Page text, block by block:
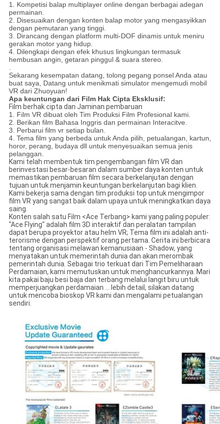
1. Kompetisi balap multiplayer online dengan berbagai adegan
permainan.
2. Disesuaikan dengan konten balap motor yang mengasyikkan
dengan pemutaran yang tinggi.
3. Dirancang dengan platform multi-DOF dinamis untuk meniru
gerakan motor yang hidup.
4. Dilengkapi dengan efek khusus lingkungan termasuk
hembusan angin, getaran pinggul & suara stereo.
.
Sekarang kesempatan datang, tolong pegang ponsel Anda atau
buat saya, Datang untuk menikmati simulator mengemudi mobil
VR dari Zhuoyuan!
Apa keuntungan dari Film Hak Cipta Eksklusif:
Film berhak cipta dan Jaminan pembaruan
1. Film VR dibuat oleh Tim Produksi Film Profesional kami.
2. Berikan film Bahasa Inggris dan permainan Interacitve.
3. Perbarui film vr setiap bulan.
4. Tema film yang berbeda untuk Anda pilih, petualangan, kartun,
horor, perang, budaya dll untuk menyesuaikan semua jenis
pelanggan.
Kami telah membentuk tim pengembangan film VR dan
berinvestasi besar-besaran dalam sumber daya konten untuk
memastikan pembaruan film secara berkelanjutan dengan
tujuan untuk menjamin keuntungan berkelanjutan bagi klien.
Kami bekerja sama dengan tim produksi top untuk mengimpor
film VR yang sangat baik dalam upaya untuk meningkatkan daya
saing.
Konten salah satu Film <Ace Terbang> kami yang paling populer:
"Ace Flying" adalah film 3D interaktif dan peralatan tampilan
dapat berupa proyektor atau helm VR; Tema film ini adalah anti-
terorisme dengan perspektif orang pertama. Cerita ini berbicara
tentang organisasi melawan kemanusiaan - Shadow, yang
menyatakan untuk memerintah dunia dan akan merombak
pemerintah dunia. Sebagai trio terkuat dari Tim Pemeliharaan
Perdamaian, kami memutuskan untuk menghancurkannya. Mari
kita pakai baju besi baja dan terbang melalui langit biru untuk
memperjuangkan perdamaian ... lebih detail, silakan datang
untuk mencoba bioskop VR kami dan mengalami petualangan
sendiri.